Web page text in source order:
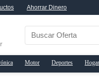
Ahorrar Dinero
Motor Deportes